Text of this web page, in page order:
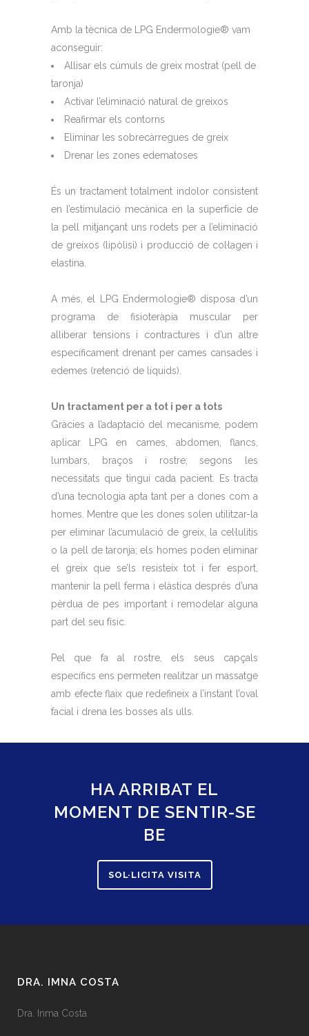
Amb la tècnica de LPG Endermologie® vam
aconseguir:
Allisar els cúmuls de greix mostrat (pell de
taronja)
Activar l’eliminació natural de greixos
Reafirmar els contorns
Eliminar les sobrecàrregues de greix
Drenar les zones edematoses
És un tractament totalment indolor consistent
en l’estimulació mecànica en la superfície de
la pell mitjançant uns rodets per a l’eliminació
de greixos (lipòlisi) i producció de col·lagen i
elastina.
A més, el LPG Endermologie® disposa d’un
programa de fisioteràpia muscular per
alliberar tensions i contractures i d’un altre
específicament drenant per cames cansades i
edemes (retenció de líquids).
Un tractament per a tot i per a tots
Gràcies a l’adaptació del mecanisme, podem
aplicar LPG en cames, abdomen, flancs,
lumbars, braços i rostre; segons les
necessitats que tingui cada pacient. Es tracta
d’una tecnologia apta tant per a dones com a
homes. Mentre que les dones solen utilitzar-la
per eliminar l’acumulació de greix, la cel·lulitis
o la pell de taronja; els homes poden eliminar
el greix que se’ls resisteix tot i fer esport,
mantenir la pell ferma i elàstica després d’una
pèrdua de pes important i remodelar alguna
part del seu físic.
Pel que fa al rostre, els seus capçals
específics ens permeten realitzar un massatge
amb efecte flaix que redefineix a l’instant l’oval
facial i drena les bosses als ulls.
HA ARRIBAT EL
MOMENT DE SENTIR-SE
BE
SOL·LICITA VISITA
DRA. IMNA COSTA
Dra. Inma Costa